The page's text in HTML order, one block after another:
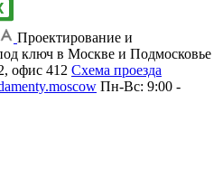
Проектирование и
ключ в Москве и Подмосковье
офис 412 Cхема проезда
Пн-Вс: 9:00 -